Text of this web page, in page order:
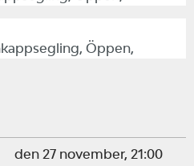
Öppen,
den 27 november, 21:00